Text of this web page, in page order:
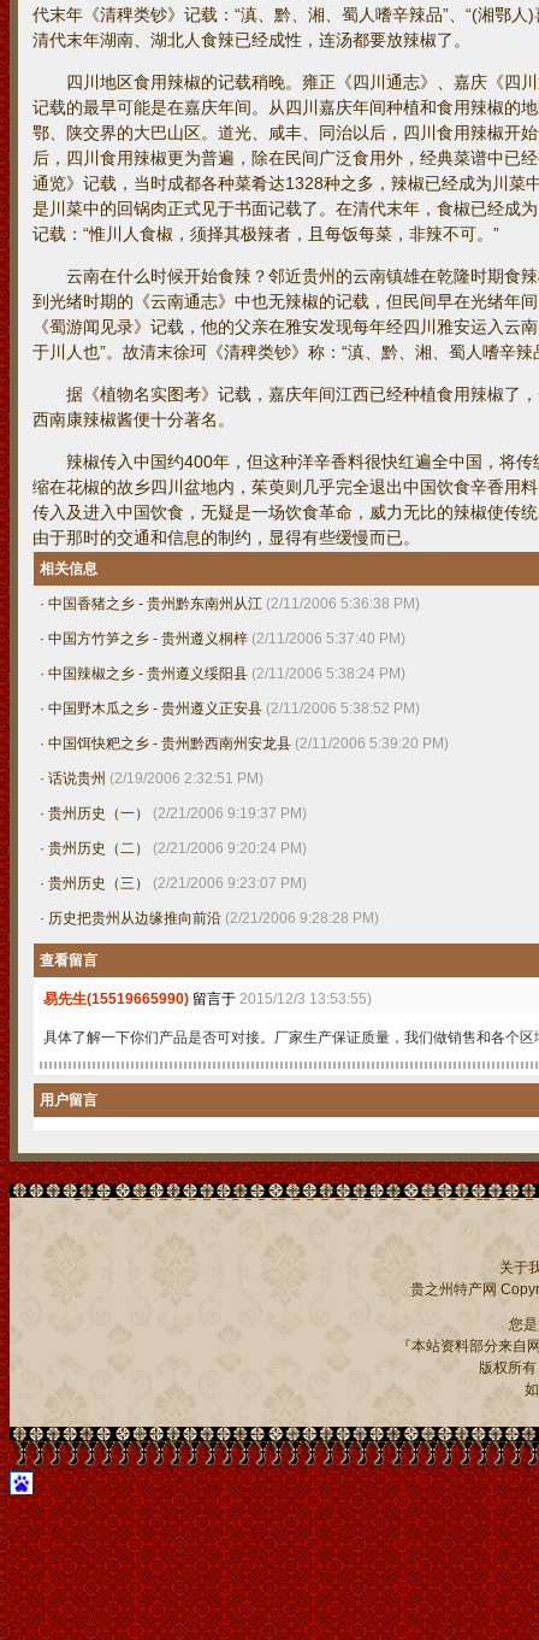
代末年《清稗类钞》记载：“滇、黔、湘、蜀人嗜辛辣品”、“(湘鄂人
清代末年湖南、湖北人食辣已经成性，连汤都要放辣椒了。
四川地区食用辣椒的记载稍晚。雍正《四川通志》、嘉庆《四川
记载的最早可能是在嘉庆年间。从四川嘉庆年间种植和食用辣椒的
鄂、陕交界的大巴山区。道光、咸丰、同治以后，四川食用辣椒开
后，四川食用辣椒更为普遍，除在民间广泛食用外，经典菜谱中已
通览》记载，当时成都各种菜肴达1328种之多，辣椒已经成为川菜
是川菜中的回锅肉正式见于书面记载了。在清代末年，食椒已经成
记载：“惟川人食椒，须择其极辣者，且每饭每菜，非辣不可。”
云南在什么时候开始食辣？邻近贵州的云南镇雄在乾隆时期食辣
到光绪时期的《云南通志》中也无辣椒的记载，但民间早在光绪年
《蜀游闻见录》记载，他的父亲在雅安发现每年经四川雅安运入云
于川人也”。故清末徐珂《清稗类钞》称：“滇、黔、湘、蜀人嗜辛辣
据《植物名实图考》记载，嘉庆年间江西已经种植食用辣椒了，
西南康辣椒酱便十分著名。
辣椒传入中国约400年，但这种洋辛香料很快红遍全中国，将传
缩在花椒的故乡四川盆地内，茱萸则几乎完全退出中国饮食辛香用
传入及进入中国饮食，无疑是一场饮食革命，威力无比的辣椒使传
由于那时的交通和信息的制约，显得有些缓慢而已。
相关信息
· 中国香猪之乡 - 贵州黔东南州从江 (2/11/2006 5:36:38 PM)
· 中国方竹笋之乡 - 贵州遵义桐梓 (2/11/2006 5:37:40 PM)
· 中国辣椒之乡 - 贵州遵义绥阳县 (2/11/2006 5:38:24 PM)
· 中国野木瓜之乡 - 贵州遵义正安县 (2/11/2006 5:38:52 PM)
· 中国饵快粑之乡 - 贵州黔西南州安龙县 (2/11/2006 5:39:20 PM)
· 话说贵州 (2/19/2006 2:32:51 PM)
· 贵州历史（一） (2/21/2006 9:19:37 PM)
· 贵州历史（二） (2/21/2006 9:20:24 PM)
· 贵州历史（三） (2/21/2006 9:23:07 PM)
· 历史把贵州从边缘推向前沿 (2/21/2006 9:28:28 PM)
查看留言
易先生(15519665990) 留言于 2015/12/3 13:53:55)
具体了解一下你们产品是否可对接。厂家生产保证质量，我们做销售和各个区
用户留言
关于
贵之州特产网
您
『本站资料部分来自
版权所